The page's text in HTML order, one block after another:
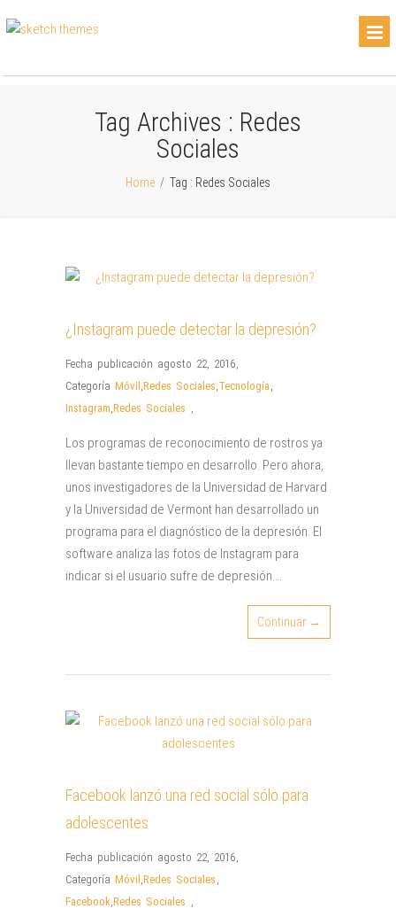
Tag Archives : Redes
Sociales
Home / Tag : Redes Sociales
¿Instagram puede detectar la depresión?
Fecha publicación agosto 22, 2016,
Categoría Móvil ,Redes Sociales,Tecnología ,
Instagram,Redes Sociales ,
Los programas de reconocimiento de rostros ya
llevan bastante tiempo en desarrollo. Pero ahora,
unos investigadores de la Universidad de Harvard
y la Universidad de Vermont han desarrollado un
programa para el diagnóstico de la depresión. El
software analiza las fotos de Instagram para
indicar si el usuario sufre de depresión….
Continuar →
Facebook lanzó una red social sólo para
adolescentes
Fecha publicación agosto 22, 2016,
Categoría Móvil ,Redes Sociales ,
Facebook,Redes Sociales ,